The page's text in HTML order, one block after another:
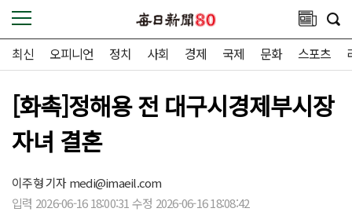
최신 오피니언 정치 사회 경제 국제 문화 스포츠
[화촉]정해용 전 대구시경제부시장
자녀 결혼
이주형 기자medi@imaeil.com
입력 2026-06-16 18:00:31 수정 2026-06-16 18:08:42